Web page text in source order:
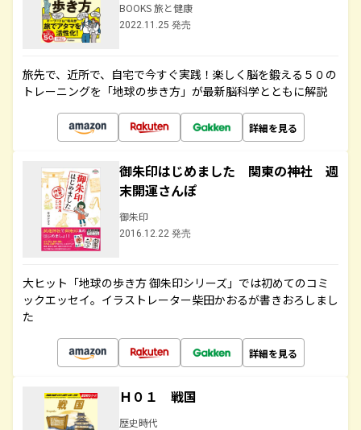
BOOKS 旅と健康
2022.11.25 発売
旅先で、近所で、自宅で今すぐ実践！楽しく脳を鍛える５０の
トレーニングを「地球の歩き方」が最新脳科学とともに解説
詳細を見る
御朱印はじめました 関東の神社 週
末開運さんぽ
御朱印
2016.12.22 発売
大ヒット「地球の歩き方 御朱印シリーズ」では初めてのコミ
ックエッセイ。イラストレーター柴田かおるが書きおろしまし
た
詳細を見る
Ｈ０１ 戦国
歴史時代